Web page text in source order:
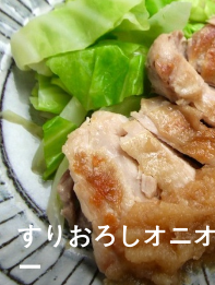
すりおろしオニ
ー